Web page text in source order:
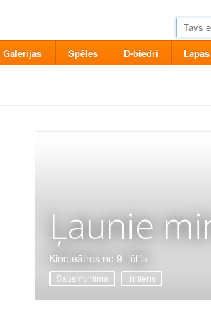
Galerijas Spēles D-biedri Lapas
Ļaunie
Kinoteātros no 9. jūlija
Šausmu filma Trilleris